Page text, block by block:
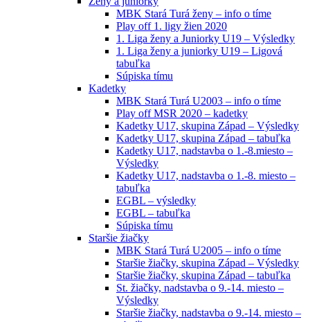
MBK Stará Turá ženy – info o tíme
Play off 1. ligy žien 2020
1. Liga ženy a Juniorky U19 – Výsledky
1. Liga ženy a juniorky U19 – Ligová
tabuľka
Súpiska tímu
Kadetky
MBK Stará Turá U2003 – info o tíme
Play off MSR 2020 – kadetky
Kadetky U17, skupina Západ – Výsledky
Kadetky U17, skupina Západ – tabuľka
Kadetky U17, nadstavba o 1.-8.miesto –
Výsledky
Kadetky U17, nadstavba o 1.-8. miesto –
tabuľka
EGBL – výsledky
EGBL – tabuľka
Súpiska tímu
Staršie žiačky
MBK Stará Turá U2005 – info o tíme
Staršie žiačky, skupina Západ – Výsledky
Staršie žiačky, skupina Západ – tabuľka
St. žiačky, nadstavba o 9.-14. miesto –
Výsledky
Staršie žiačky, nadstavba o 9.-14. miesto –